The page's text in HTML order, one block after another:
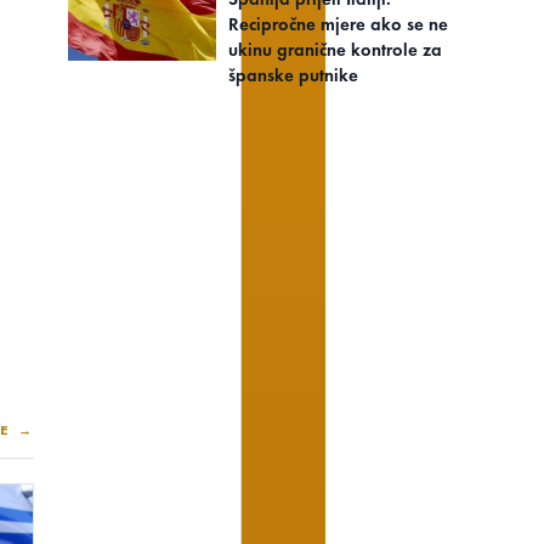
→
Recipročne mjere ako se ne
ukinu granične kontrole za
španske putnike